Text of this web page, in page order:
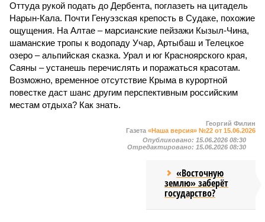
Оттуда рукой подать до Дербента, поглазеть на цитадель
Нарын-Кала. Почти Генуэзская крепость в Судаке, похожие
ощущения. На Алтае – марсианские пейзажи Кызыл-Чина,
шаманские тропы к водопаду Учар, Артыбаш и Телецкое
озеро – альпийская сказка. Урал и юг Красноярского края,
Саяны – устанешь перечислять и поражаться красотам.
Возможно, временное отсутствие Крыма в курортной
повестке даст шанс другим перспективным российским
местам отдыха? Как знать.
Георгий Филин
Газета «Наша версия» №22 от 15.06.2026
Опубликовано: 15.06.2026 08:30
Отредактировано: 15.06.2026 08:30
«Восточную
землю» заберёт
государство?